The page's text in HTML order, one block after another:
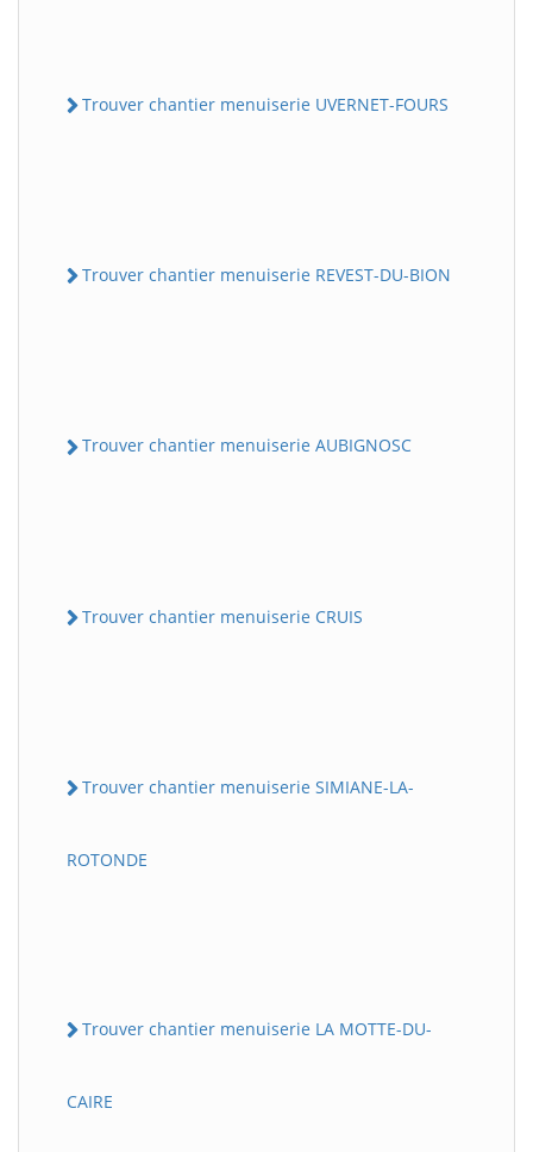
Trouver chantier menuiserie UVERNET-FOURS
Trouver chantier menuiserie REVEST-DU-BION
Trouver chantier menuiserie AUBIGNOSC
Trouver chantier menuiserie CRUIS
Trouver chantier menuiserie SIMIANE-LA-
ROTONDE
Trouver chantier menuiserie LA MOTTE-DU-
CAIRE